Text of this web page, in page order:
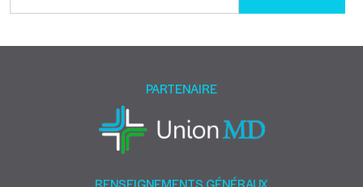
leave
field
RENSEIGNEMENTS GÉNÉRAUX
PARTENAIRE